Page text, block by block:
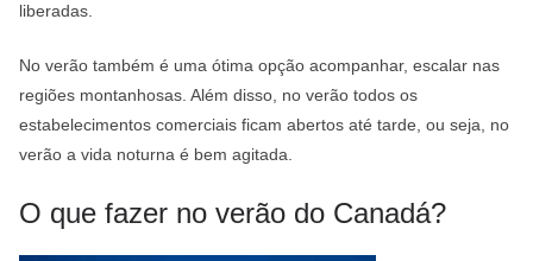
liberadas.
No verão também é uma ótima opção acompanhar, escalar nas
regiões montanhosas. Além disso, no verão todos os
estabelecimentos comerciais ficam abertos até tarde, ou seja, no
verão a vida noturna é bem agitada.
O que fazer no verão do Canadá?